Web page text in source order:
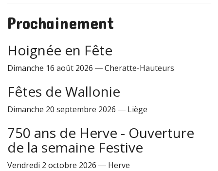
Prochainement
Hoignée en Fête
Dimanche 16 août 2026 ―Cheratte-Hauteurs
Fêtes de Wallonie
Dimanche 20 septembre 2026 ― Liège
750 ans de Herve - Ouverture
de la semaine Festive
Vendredi 2 octobre 2026 ― Herve